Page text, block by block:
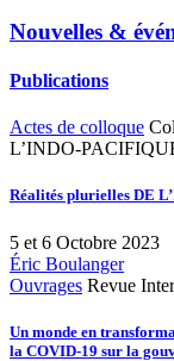
Nouvelles &
Publications
Actes de colloque
L’INDO-
Réalités plurielles DE
5 et 6 Octobre 2023
Éric Boulanger
Ouvrages Revue
Un monde en
la COVID-19 sur la